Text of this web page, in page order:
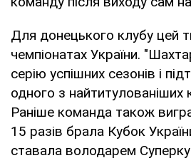
Для донецького клубу цей
чемпіонатах України.
серію успішних сезонів і
одного з найтитулованіших
Раніше команда також
15 разів брала Кубок
ставала володарем